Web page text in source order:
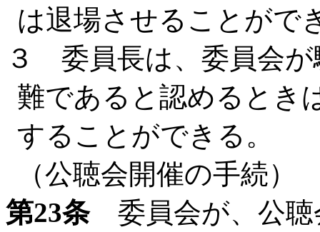
は退場させることがで
３ 委員長は、委員会
難であると認めるとき
することができる。
（公聴会開催の手続）
第23条委員会が、公聴